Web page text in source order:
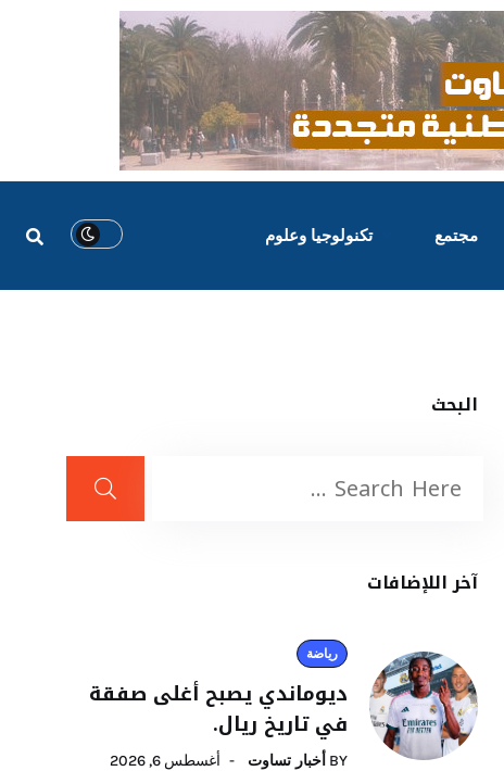
مجتمع تكنولوجيا وعلوم
البحث
آخر اللإضافات
رياضة
ديوماندي يصبح أغلى صفقة
في تاريخ ريال.
BY أخبار تساوت أغسطس 6, 2026